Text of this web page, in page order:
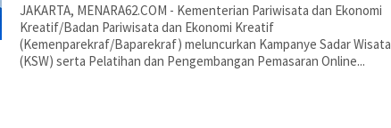
JAKARTA, MENARA62.COM - Kementerian Pariwisata dan Ekonomi
Kreatif/Badan Pariwisata dan Ekonomi Kreatif
(Kemenparekraf/Baparekraf) meluncurkan Kampanye Sadar Wisata
(KSW) serta Pelatihan dan Pengembangan Pemasaran Online...